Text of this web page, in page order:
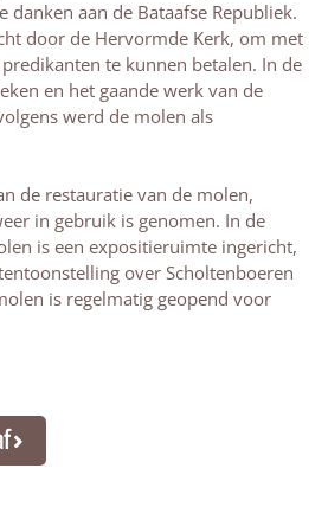
danken aan de Bataafse Republiek.
door de Hervormde Kerk, om met
te kunnen betalen. In de
en het gaande werk van de
werd de molen als
de restauratie van de molen,
in gebruik is genomen. In de
is een expositieruimte ingericht,
over Scholtenboeren
is regelmatig geopend voor